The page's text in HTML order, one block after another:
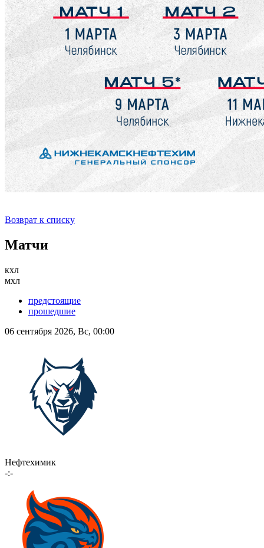
Возврат к списку
Матчи
кхл
мхл
предстоящие
прошедшие
06 сентября 2026, Вс, 00:00
Нефтехимик
-:-